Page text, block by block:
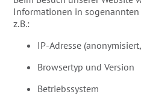
Informationen in
z. B.:
IP-Adresse
Browsertyp und Version
Betriebssystem